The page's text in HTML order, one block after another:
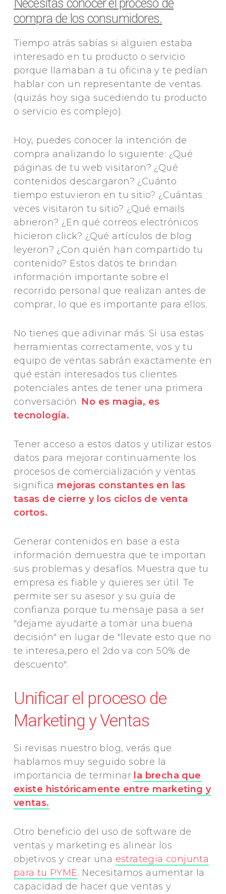
Necesitas conocer el proceso de
compra de los consumidores.
Tiempo atrás sabías si alguien estaba
interesado en tu producto o servicio
porque llamaban a tu oficina y te pedían
hablar con un representante de ventas.
(quizás hoy siga sucediendo tu producto
o servicio es complejo).
Hoy, puedes conocer la intención de
compra analizando lo siguiente: ¿Qué
páginas de tu web visitaron? ¿Qué
contenidos descargaron? ¿Cuánto
tiempo estuvieron en tu sitio? ¿Cuántas
veces visitaron tu sitio? ¿Qué emails
abrieron? ¿En qué correos electrónicos
hicieron click? ¿Qué artículos de blog
leyeron? ¿Con quién han compartido tu
contenido? Estos datos te brindan
información importante sobre el
recorrido personal que realizan antes de
comprar, lo que es importante para ellos.
No tienes que adivinar más. Si usa estas
herramientas correctamente, vos y tu
equipo de ventas sabrán exactamente en
qué están interesados tus clientes
potenciales antes de tener una primera
conversación. No es magia, es
tecnología.
Tener acceso a estos datos y utilizar estos
datos para mejorar continuamente los
procesos de comercialización y ventas
significa mejoras constantes en las
tasas de cierre y los ciclos de venta
cortos.
Generar contenidos en base a esta
información demuestra que te importan
sus problemas y desafíos. Muestra que tu
empresa es fiable y quieres ser útil. Te
permite ser su asesor y su guía de
confianza porque tu mensaje pasa a ser
"dejame ayudarte a tomar una buena
decisión" en lugar de "llevate esto que no
te interesa,pero el 2do va con 50% de
descuento".
Unificar el proceso de
Marketing y Ventas
Si revisas nuestro blog, verás que
hablamos muy seguido sobre la
importancia de terminar la brecha que
existe históricamente entre marketing y
ventas.
Otro beneficio del uso de software de
ventas y marketing es alinear los
objetivos y crear una estrategia conjunta
para tu PYME. Necesitamos aumentar la
capacidad de hacer que ventas y